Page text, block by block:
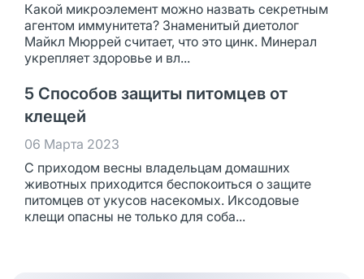
Какой микроэлемент можно назвать секретным
агентом иммунитета? Знаменитый диетолог
Майкл Мюррей считает, что это цинк. Минерал
укрепляет здоровье и вл...
5 Способов защиты питомцев от
клещей
06 Марта 2023
С приходом весны владельцам домашних
животных приходится беспокоиться о защите
питомцев от укусов насекомых. Иксодовые
клещи опасны не только для соба...